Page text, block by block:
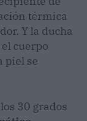
térmica
Y la ducha
cuerpo
piel se
30 grados